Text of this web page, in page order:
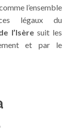
l’ensemble
légaux du
l’Isèresuit les
et par le